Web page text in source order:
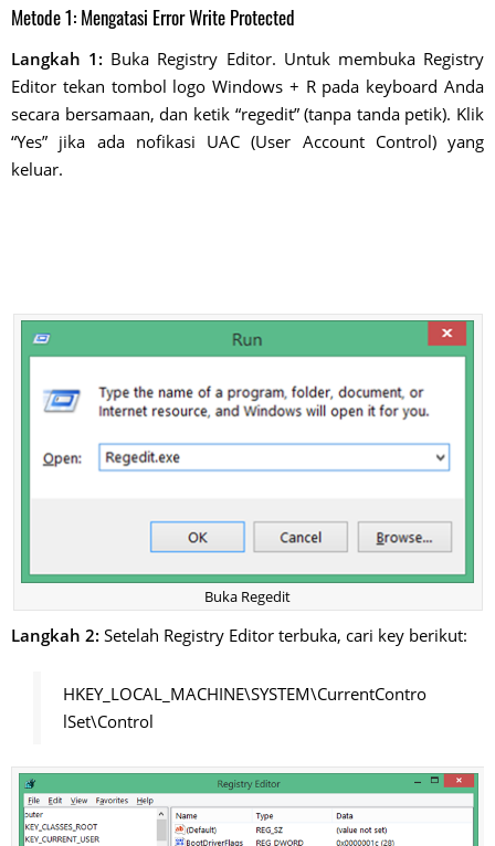
Metode 1: Mengatasi Error Write Protected
Langkah 1: Buka Registry Editor. Untuk membuka Registry
Editor tekan tombol logo Windows + R pada keyboard Anda
secara bersamaan, dan ketik “regedit” (tanpa tanda petik). Klik
“Yes” jika ada nofikasi UAC (User Account Control) yang
keluar.
Buka Regedit
Langkah 2: Setelah Registry Editor terbuka, cari key berikut:
HKEY_LOCAL_MACHINE\SYSTEM\CurrentContro
lSet\Control